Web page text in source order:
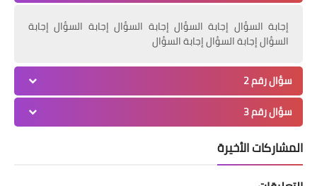
إجابة السؤال إجابة السؤال إجابة السؤال إجابة السؤال إجابة
السؤال إجابة السؤال إجابة السؤال
سؤال رقم 2
سؤال رقم 3
المشاركات الأخيرة